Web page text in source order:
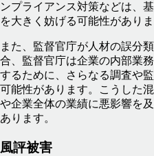
ンプライアンス対策などは、
を大きく妨げる可能性がありま
また、監督官庁が人材の誤分
合、監督官庁は企業の内部業
するために、さらなる調査や
可能性があります。こうした
や企業全体の業績に悪影響を
あります。
風評被害